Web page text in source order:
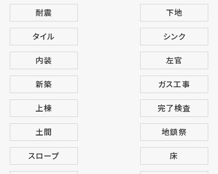
耐震 下地
タイル シンク
内装 左官
新築 ガス工事
上棟 完了検査
土間 地鎮祭
スロープ 床